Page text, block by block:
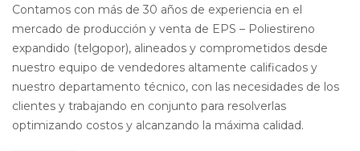
Contamos con más de 30 años de experiencia en el
mercado de producción y venta de EPS – Poliestireno
expandido (telgopor), alineados y comprometidos desde
nuestro equipo de vendedores altamente calificados y
nuestro departamento técnico, con las necesidades de los
clientes y trabajando en conjunto para resolverlas
optimizando costos y alcanzando la máxima calidad.